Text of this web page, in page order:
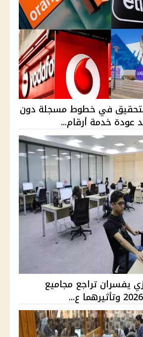
في خطوط مسجلة دون
عودة خدمة أرقام...
يفسران تراجع مجاميع